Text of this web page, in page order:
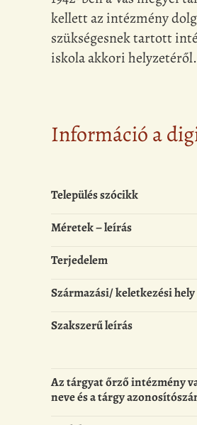
kellett az intézmény
szükségesnek tartott
iskola akkori helyzetéről.
Információ a
Település szócikk
Méretek – leírás
Terjedelem
Származási/ keletkezési hely
Szakszerű leírás
Az tárgyat őrző intézmény
neve és a tárgy